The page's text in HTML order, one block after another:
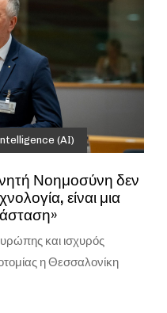
(AI)
Νοημοσύνη δεν
είναι μια
και ισχυρός
η Θεσσαλονίκη